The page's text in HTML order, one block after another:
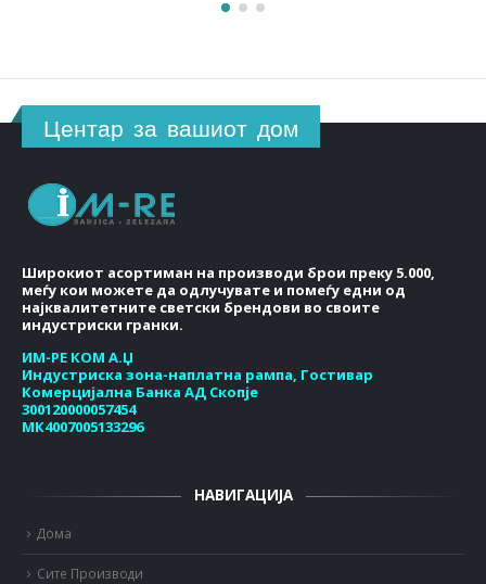
Центар за вашиот дом
Широкиот асортиман на производи брои преку 5.000,
меѓу кои можете да одлучувате и помеѓу едни од
најквалитетните светски брендови во своите
индустриски гранки.
ИМ-РЕ КОМ А.Џ
Индустриска зона-наплатна рампа, Гостивар
Комерцијална Банка АД Скопје
300120000057454
МК4007005133296
НАВИГАЦИЈА
Дома
Сите Производи